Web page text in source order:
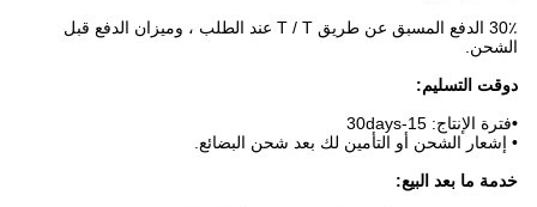
30٪ الدفع المسبق عن طريق T / T عند الطلب ، وميزان الدفع قبل
الشحن.
دوقت التسليم:
•فترة الإنتاج: 15-30days
• إشعار الشحن أو التأمين لك بعد شحن البضائع.
خدمة ما بعد البيع: